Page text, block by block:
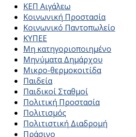
ΚΕΠ Αιγάλεω
Κοινωνική Προστασία
Κοινωνικό Παντοπωλείο
ΚΥΠΕΕ
Μη κατηγοριοποιημένο
Μηνύματα Δημάρχου
Μικρο-θερμοκοιτίδα
Παιδεία
Παιδικοί Σταθμοί
Πολιτική Προστασία
Πολιτισμός
Πολιτιστική Διαδρομή
Πράσινο